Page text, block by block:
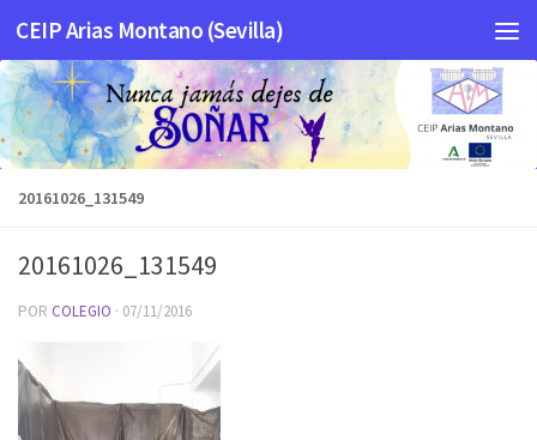
Saltar al contenido
CEIP Arias Montano (Sevilla)
20161026_131549
20161026_131549
POR COLEGIO · 07/11/2016